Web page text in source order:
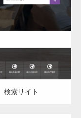
検索サイト